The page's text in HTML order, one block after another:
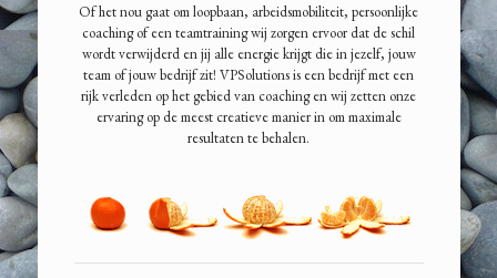
Of het nou gaat om loopbaan, arbeidsmobiliteit, persoonlijke
coaching of een teamtraining wij zorgen ervoor dat de schil
wordt verwijderd en jij alle energie krijgt die in jezelf, jouw
team of jouw bedrijf zit! VPSolutions is een bedrijf met een
rijk verleden op het gebied van coaching en wij zetten onze
ervaring op de meest creatieve manier in om maximale
resultaten te behalen.